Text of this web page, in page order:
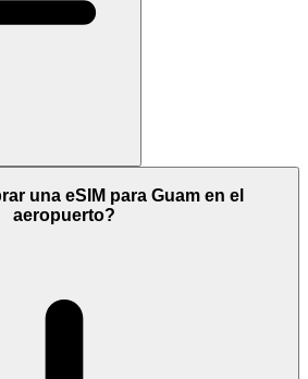
una eSIM para Guam en el
aeropuerto?